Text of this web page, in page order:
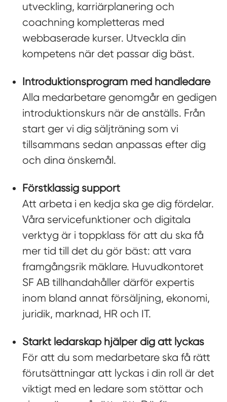
utveckling, karriärplanering och
coachning kompletteras med
webbaserade kurser. Utveckla din
kompetens när det passar dig bäst.
Introduktionsprogram med handledare
Alla medarbetare genomgår en gedigen
introduktionskurs när de anställs. Från
start ger vi dig säljträning som vi
tillsammans sedan anpassas efter dig
och dina önskemål.
Förstklassig support
Att arbeta i en kedja ska ge dig fördelar.
Våra servicefunktioner och digitala
verktyg är i toppklass för att du ska få
mer tid till det du gör bäst: att vara
framgångsrik mäklare. Huvudkontoret
SF AB tillhandahåller därför expertis
inom bland annat försäljning, ekonomi,
juridik, marknad, HR och IT.
Starkt ledarskap hjälper dig att lyckas
För att du som medarbetare ska få rätt
förutsättningar att lyckas i din roll är det
viktigt med en ledare som stöttar och